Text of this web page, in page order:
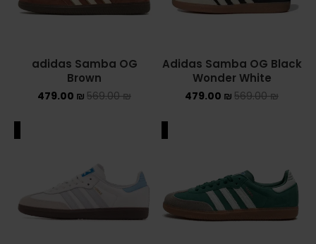
Adidas Samba OG Black
Wonder White
569.00₪
479.00 ₪
adidas Samba OG
Brown
569.00₪
479.00 ₪